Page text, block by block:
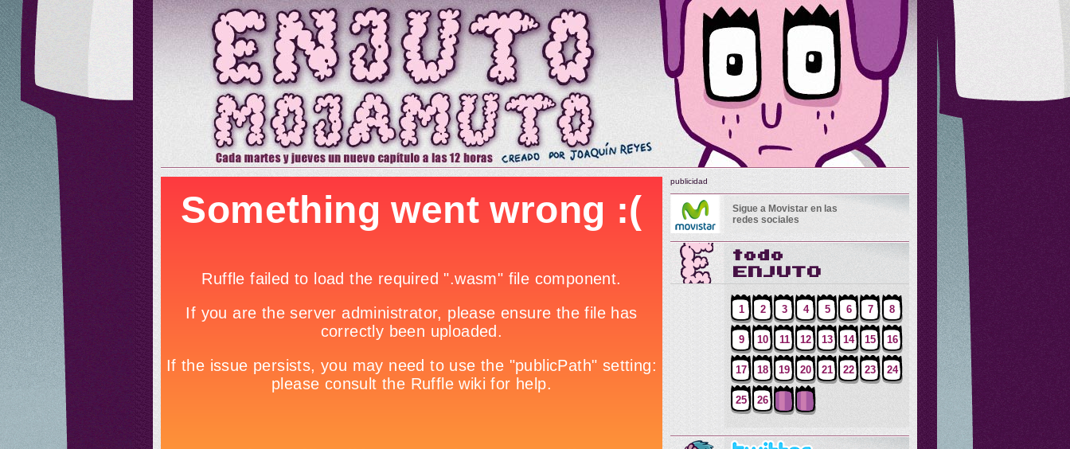
publicidad
Sigue a Movistar en las
redes sociales
1 2 3 4 5 6 7 8
9 10 11 12 13 14 15 16
17 18 19 20 21 22 23 24
25 26